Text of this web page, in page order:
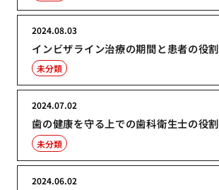
インビザライン治療の期間と患者の役割
2024.08.03
未分類
歯の健康を守る上での歯科衛生士の役割
2024.07.02
未分類
2024.06.02